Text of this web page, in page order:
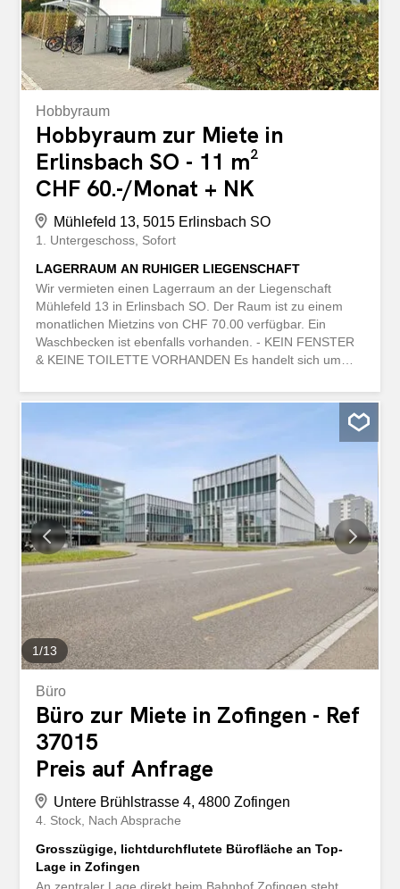
Hobbyraum
Hobbyraum zur Miete in
Erlinsbach SO - 11 m²
CHF 60.-/Monat + NK
Mühlefeld 13, 5015 Erlinsbach SO
1. Untergeschoss Sofort
LAGERRAUM AN RUHIGER LIEGENSCHAFT
Wir vermieten einen Lagerraum an der Liegenschaft
Mühlefeld 13 in Erlinsbach SO. Der Raum ist zu einem
monatlichen Mietzins von CHF 70.00 verfügbar. Ein
Waschbecken ist ebenfalls vorhanden. - KEIN FENSTER
& KEINE TOILETTE VORHANDEN Es handelt sich um
Liegenschaft Mühlefeld 13 in Erlinsbach SO. Der Raum ist
zu einem monatlichen Mietzins von CHF 70.00 verfügbar.
Ein Waschbecken ist ebenfalls vorhanden. - KEIN
sich um Beispielbilder.
1/13
Büro
Büro zur Miete in Zofingen - Ref
37015
Preis auf Anfrage
Untere Brühlstrasse 4, 4800 Zofingen
4. Stock Nach Absprache
Grosszügige, lichtdurchflutete Bürofläche an Top-
Lage in Zofingen
An zentraler Lage direkt beim Bahnhof Zofingen steht